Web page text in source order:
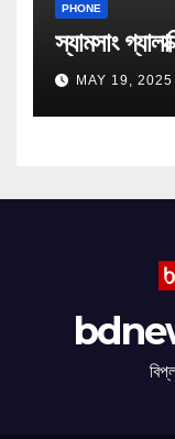
PHONE
স্যামসাং
MAY 19, 2025